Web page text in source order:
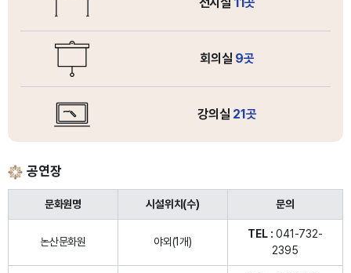
전시실 11곳
회의실 9곳
강의실 21곳
공연장
문화원명 시설위치(수) 문의
논산문화원 야외(1개)
TEL : 041-732-
2395